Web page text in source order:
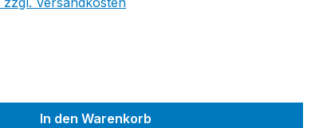
In den Warenkorb